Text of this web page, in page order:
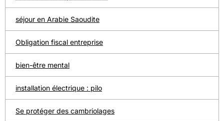
séjour en Arabie Saoudite
Obligation fiscal entreprise
bien-être mental
installation électrique : pilo
Se protéger des cambriolages